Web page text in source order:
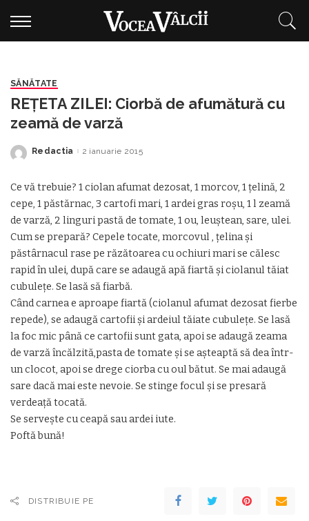
SĂNĂTATE
REŢETA ZILEI: Ciorbă de afumătură cu
zeamă de varză
Posted
Redactia 2 ianuarie 2015
Ce vă trebuie? 1 ciolan afumat dezosat, 1 morcov, 1 ţelină, 2
cepe, 1 păstărnac, 3 cartofi mari, 1 ardei gras roşu, 1 l zeamă
de varză, 2 linguri pastă de tomate, 1 ou, leuştean, sare, ulei.
Cum se prepară? Cepele tocate, morcovul , ţelina şi
păstârnacul rase pe răzătoarea cu ochiuri mari se călesc
rapid în ulei, după care se adaugă apă fiartă şi ciolanul tăiat
cubuleţe. Se lasă să fiarbă.
Când carnea e aproape fiartă (ciolanul afumat dezosat fierbe
repede), se adaugă cartofii şi ardeiul tăiate cubuleţe. Se lasă
la foc mic până ce cartofii sunt gata, apoi se adaugă zeama
de varză încălzită,pasta de tomate şi se aşteaptă să dea într-
un clocot, apoi se drege ciorba cu oul bătut. Se mai adaugă
sare dacă mai este nevoie. Se stinge focul şi se presară
verdeaţă tocată.
Se serveşte cu ceapă sau ardei iute.
Poftă bună!
DISTRIBUIE PE